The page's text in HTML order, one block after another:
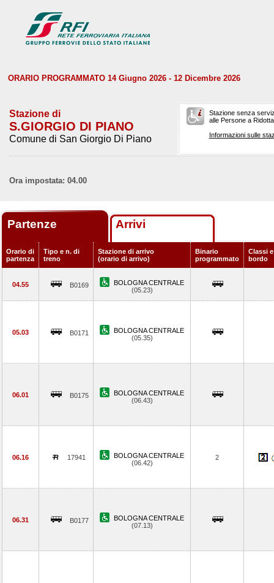
ORARIO PROGRAMMATO 14 Giugno 2026 - 12 Dicembre 2026
Stazione di
S.GIORGIO DI PIANO
Comune di San Giorgio Di Piano
Stazione senza
alle Persone a
Informazioni sulle
Ora impostata: 04.00
Partenze Arrivi
Orario di
partenza
Tipo e n. di
treno
Stazione di arrivo
(orario di arrivo)
Binario
programmato
Classi
bordo
04.55 B0169
BOLOGNA CENTRALE
(05.23)
05.03 B0171
BOLOGNA CENTRALE
(05.35)
06.01 B0175
BOLOGNA CENTRALE
(06.43)
06.16 17941
BOLOGNA CENTRALE
(06.42)
2
06.31 B0177
BOLOGNA CENTRALE
(07.13)